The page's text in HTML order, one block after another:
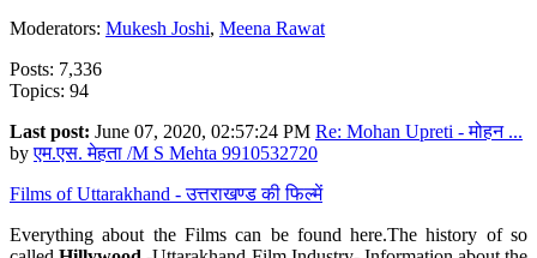
Moderators: Mukesh Joshi, Meena Rawat
Posts: 7,336
Topics: 94
Last post: June 07, 2020, 02:57:24 PM Re: Mohan Upreti - मोहन ...
byएम.एस. मेहता /M S Mehta 9910532720
Films of Uttarakhand - उत्तराखण्ड की फिल्में
Everything about the Films can be found here.The history of so